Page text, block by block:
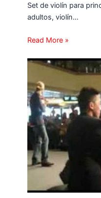
Set de violín para
adultos, violín…
Read More »